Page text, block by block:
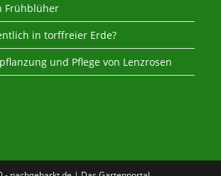
Frühblüher
in torffreier Erde?
und Pflege von Lenzrosen